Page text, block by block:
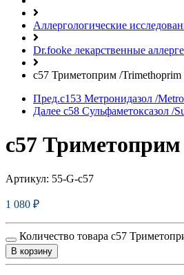
Аллергологические
Dr.fooke лекарственные
c57 Триметоприм /
Пред.c153 Метронидазол /
Далее c58 Сульфаметоксазол /
c57
Артикул: 55-G-c57
1 080 ₽
Количество товара c57
В корзину